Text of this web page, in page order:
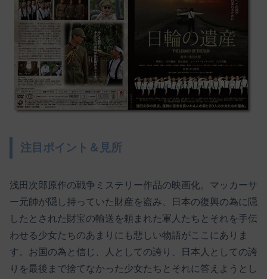
注目ポイント＆見所
浅田次郎原作の戦争ミステリー作品の映画化。マッカーサ
ー元帥が隠し持っていた財産を盗み、日本の復興の為に隠
したとされた財宝の輸送を頼まれた軍人たちとそれを手伝
わせる少女たちのあまりにも悲しい物語がここにありま
す。お国の為と信じ、人としての誇り、日本人としての誇
りを最後まで捨てなかった少女たちとそれに答えようとし